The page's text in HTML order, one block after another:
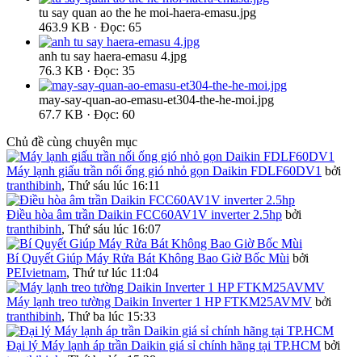
tu say quan ao the he moi-haera-emasu.jpg
463.9 KB · Đọc: 65
anh tu say haera-emasu 4.jpg
76.3 KB · Đọc: 35
may-say-quan-ao-emasu-et304-the-he-moi.jpg
67.7 KB · Đọc: 60
Chủ đề cùng chuyên mục
Máy lạnh giấu trần nối ống gió nhỏ gọn Daikin FDLF60DV1 bởi
tranthibinh, Thứ sáu lúc 16:11
Điều hòa âm trần Daikin FCC60AV1V inverter 2.5hp bởi
tranthibinh, Thứ sáu lúc 16:07
Bí Quyết Giúp Máy Rửa Bát Không Bao Giờ Bốc Mùi bởi
PEIvietnam, Thứ tư lúc 11:04
Máy lạnh treo tường Daikin Inverter 1 HP FTKM25AVMV bởi
tranthibinh, Thứ ba lúc 15:33
Đại lý Máy lạnh áp trần Daikin giá sỉ chính hãng tại TP.HCM bởi